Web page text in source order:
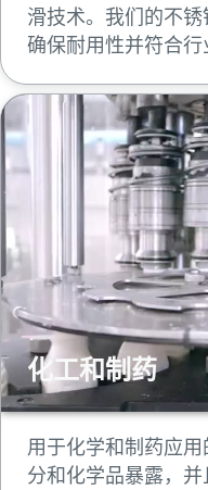
滑技术。我们的不锈
确保耐用性并符合行
化工和制药
用于化学和制药应
分和化学品暴露，